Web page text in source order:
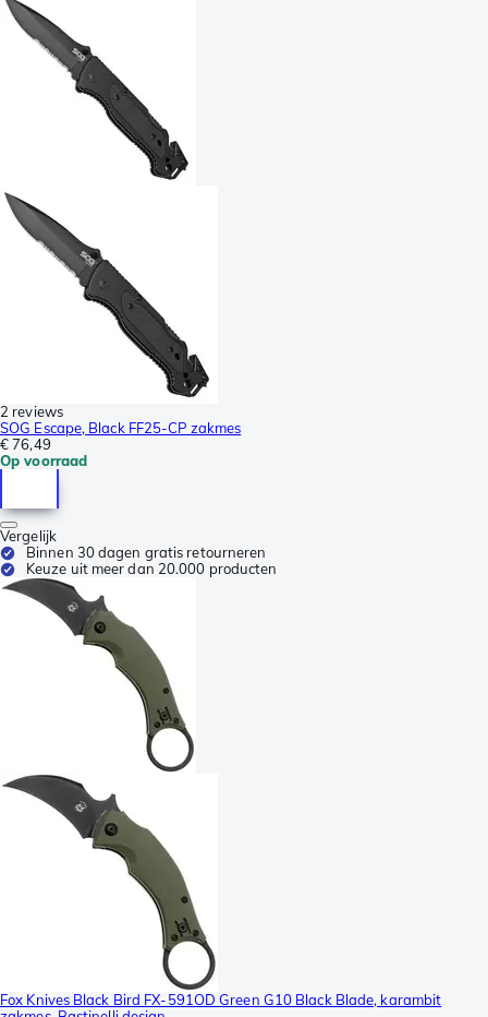
2 reviews
SOG Escape, Black FF25-CP zakmes
€ 76,49
Op voorraad
Vergelijk
Binnen 30 dagen gratis retourneren
Keuze uit meer dan 20.000 producten
Fox Knives Black Bird FX-591OD Green G10 Black Blade, karambit